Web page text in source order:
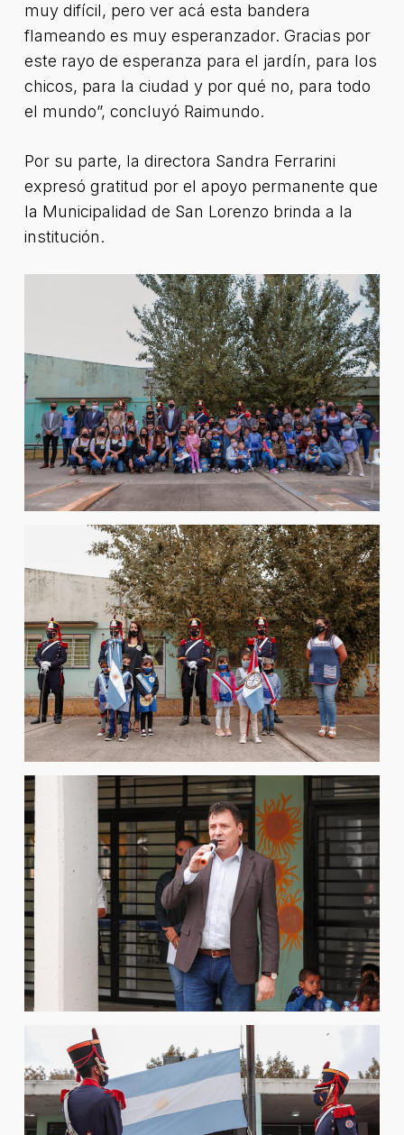
muy difícil, pero ver acá esta bandera
flameando es muy esperanzador. Gracias por
este rayo de esperanza para el jardín, para los
chicos, para la ciudad y por qué no, para todo
el mundo”, concluyó Raimundo.
Por su parte, la directora Sandra Ferrarini
expresó gratitud por el apoyo permanente que
la Municipalidad de San Lorenzo brinda a la
institución.